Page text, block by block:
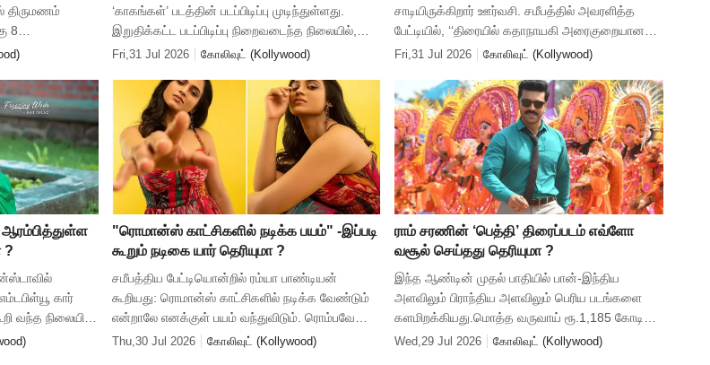
திருமணம்
8
பெண் குழந்தை
‘காகங்கள்’ படத்தின் படப்பிடிப்பு முடிந்துள்ளது.
இறுதிக்கட்ட படப்பிடிப்பு நிறைவடைந்த நிலையில்,
அதே நாளில் நடிகர் யோகி பாபுவின் பிறந்தநாளும்
Fri,31 Jul 2026 கோலிவுட் (Kollywood)
சாடியிருக்கிறார் ஊர்வசி. சமீபத்தில் அவரளித்த
பேட்டியில், ‘‘திரையில் கதாநாயகி அரைகுறையான
ஆடையணிந்து சுற்றிலும் பல நடனக் கலைஞர்களுடன்
Fri,31 Jul 2026 கோலிவுட் (Kollywood)
ஆரம்பித்துள்ள
?
கார்
வந்த நிலையில்,
"ரொமான்ஸ் காட்சிகளில் நடிக்க பயம்" -இப்படி
கூறும் நடிகை யார் தெரியுமா ?
சமீபத்திய பேட்டியொன்றில் ரம்யா பாண்டியன்
கூறியது: ரொமான்ஸ் காட்சிகளில் நடிக்க வேண்டும்
என்றாலே எனக்குள் பயம் வந்துவிடும். ரொம்பவே
நர்வஸ் ஆகிவிடுவேன். எவ்வளவு அழுகின்ற
Thu,30 Jul 2026 கோலிவுட் (Kollywood)
ராம் சரணின் ‘பெத்தி’ திரைப்படம் எவ்ளோ
வசூல் செய்தது தெரியுமா ?
இந்த ஆண்டின் முதல் பாதியில் பான்-இந்திய
அளவிலும் பிராந்திய அளவிலும் பெரிய படங்களை
களமிறக்கியது.மொத்த வருவாய் ரூ.1,185 கோடி
வசூலித்து இந்திய அளவில் இந்த ஆண்டில்
Wed,29 Jul 2026 கோலிவுட் (Kollywood)